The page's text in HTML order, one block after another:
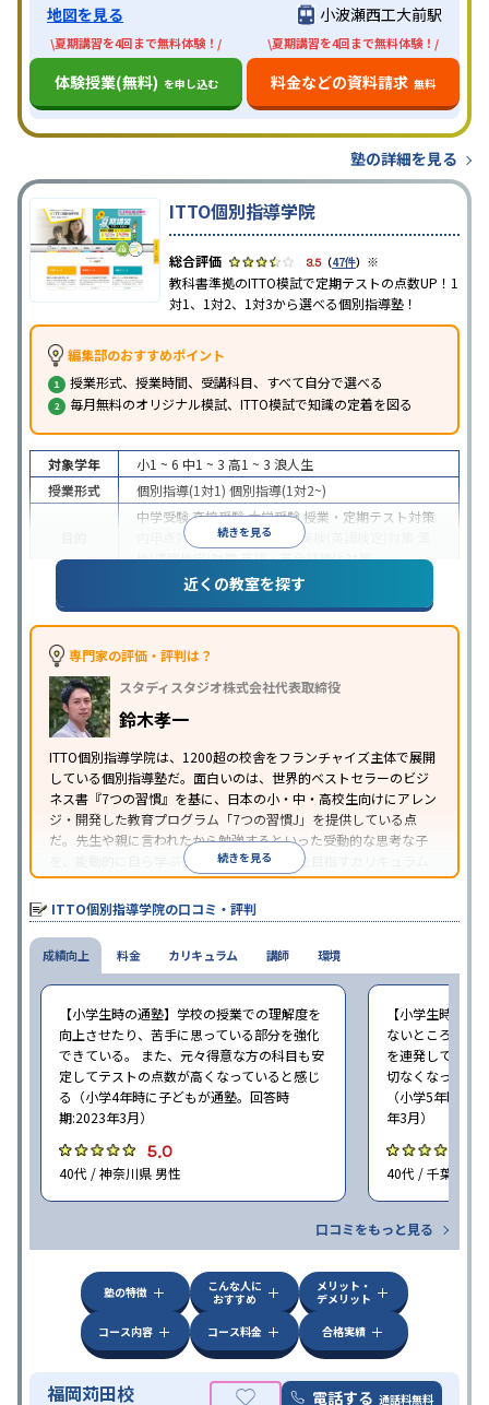
地図を見る 小波瀬西工大前駅
\夏期講習を4回まで無料体験！/
体験授業(無料) を申し込む
\夏期講習を4回まで無料体験！/
料金などの資料請求 無料
塾の詳細を見る
ITTO個別指導学院
3.5（47件） ※
教科書準拠のITTO模試で定期テストの点数UP！1
対1、1対2、1対3から選べる個別指導塾！
編集部のおすすめポイント
授業形式、授業時間、受講科目、すべて自分で選べる
毎月無料のオリジナル模試、ITTO模試で知識の定着を図る
続きを見る
対象学年 小1 ~ 6 中1 ~ 3 高1 ~ 3 浪人生
授業形式
個別指導(1対1) 個別指導(1対2~)
中学受験高校受験大学受験 授業・定期テスト対策
内申点対策
学習習慣の定着 英検(英語検定)対策
検(漢字検定)対策英語・英会話特化対策
1科目から受講可能季節講習のみの受講可
※2023年3月調査。小学校高学年の個別指導塾アンケート調査方法を参
近くの教室を探す
専門家の評価・評判は？
スタディスタジオ株式会社代表取締役
鈴木孝一
ITTO個別指導学院は、1200超の校舎をフランチャイズ主体で展開
している個別指導塾だ。面白いのは、世界的ベストセラーのビジ
ネス書『7つの習慣』を基に、日本の小・中・高校生向けにアレン
ジ・開発した教育プログラム「7つの習慣J」を提供している点
だ。先生や親に言われたから勉強するといった受動的な思考な子
を、能動的に自ら学ぶ子に育てていくことを目指すカリキュラム
である。個別指導の授業とは別に、集団授業形式の特別講座とし
て別料金で提供されるので、単なる成績アップ以上の、子どもの
心の成長を求める家庭にオススメだ。
続きを見る
ITTO個別指導学院の口コミ・評判
成績向上
【小学生時の通塾】学校の授業での理解度を
向上させたり、苦手に思っている部分を強化
できている。 また、元々得意な方の科目も安
定してテストの点数が高くなっていると感じ
る（小学4年時に子どもが通塾。回答時
期:2023年3月）
5.0
40代 / 神奈川県 男性
【小学生時の通
ないところがあ
を連発していた
切なくなった。
（小学5年時に
年3月）
40代 / 千葉県 女
口コミをもっと見る
料金 カリキュラム 講師 環境
塾の特徴
こんな人に
おすすめ
メリット・
デメリット
コース内容
コース料金 合格実績
福岡苅田校 電話する 通話料無料